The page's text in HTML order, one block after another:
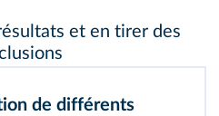
et en tirer des
de différents